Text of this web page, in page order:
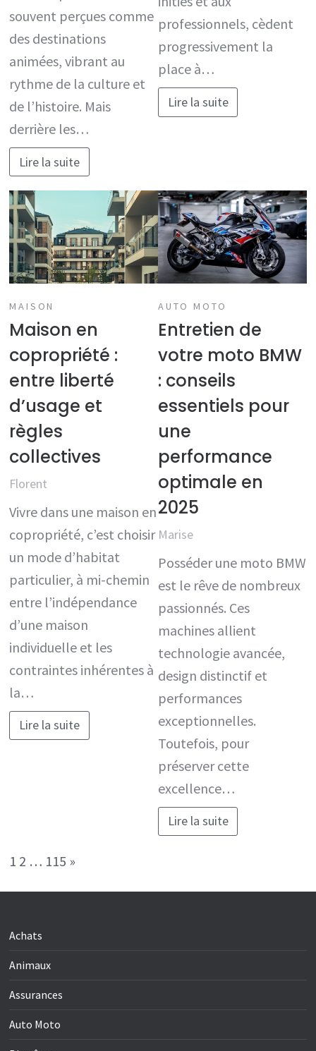
souvent perçues comme
des destinations
animées, vibrant au
rythme de la culture et
de l’histoire. Mais
derrière les…
Lire la suite
professionnels, cèdent
progressivement la
place à…
Lire la suite
MAISON
Maison en
copropriété :
entre liberté
d’usage et
règles
collectives
Florent
Vivre dans une maison en
copropriété, c’est choisir
un mode d’habitat
particulier, à mi-chemin
entre l’indépendance
d’une maison
individuelle et les
contraintes inhérentes à
la…
Lire la suite
AUTO MOTO
Entretien de
votre moto BMW
: conseils
essentiels pour
une
performance
optimale en
2025
Marise
Posséder une moto BMW
est le rêve de nombreux
passionnés. Ces
machines allient
technologie avancée,
design distinctif et
performances
exceptionnelles.
Toutefois, pour
préserver cette
excellence…
Lire la suite
Page:
1 2 … 115 Next
»
Achats
Animaux
Assurances
Auto Moto